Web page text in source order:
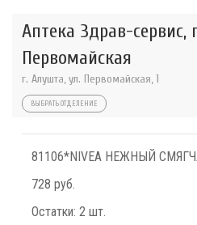
Аптека Здрав-сервис,
Первомайская
г. Алушта, ул. Первомайская, 1
ВЫБРАТЬ ОТДЕЛЕНИЕ
81106*NIVEA НЕЖНЫЙ
728 руб.
Остатки: 2 шт.